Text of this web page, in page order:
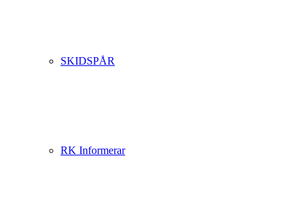
SKIDSPÅR
RK Informerar